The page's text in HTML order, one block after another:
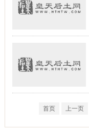
首页 上一页